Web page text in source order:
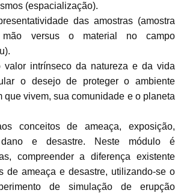
(espacialização).
das amostras (amostra
versus o material no campo
valor intrínseco da natureza e da vida
o desejo de proteger o ambiente
que vivem, sua comunidade e o planeta
conceitos de ameaça, exposição,
dano e desastre. Neste módulo é
compreender a diferença existente
de ameaça e desastre, utilizando-se o
de simulação de erupção